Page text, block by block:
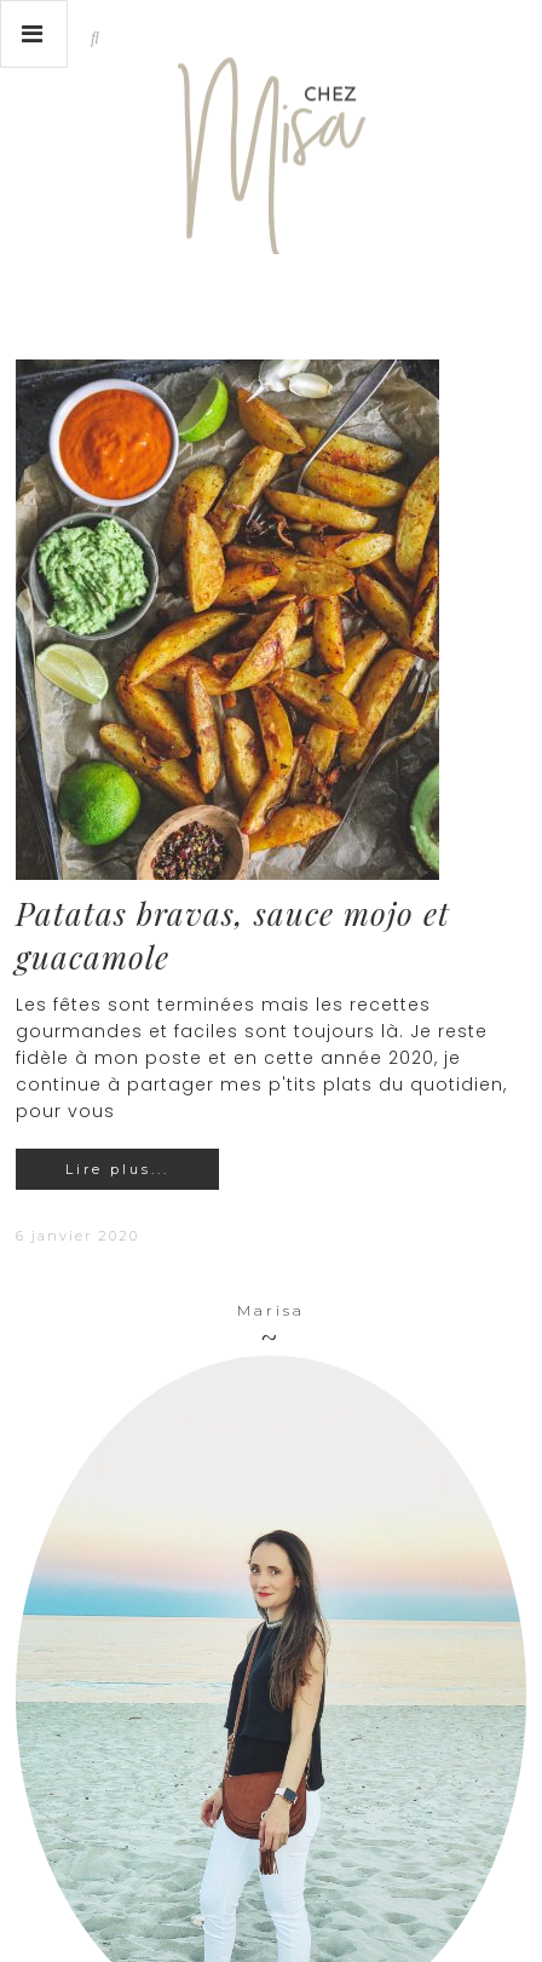
Patatas bravas, sauce mojo et
guacamole
Les fêtes sont terminées mais les recettes
gourmandes et faciles sont toujours là. Je reste
fidèle à mon poste et en cette année 2020, je
continue à partager mes p'tits plats du quotidien,
pour vous
Lire plus...
6 janvier 2020
Marisa